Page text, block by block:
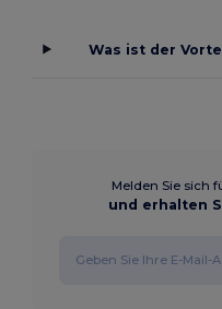
Was ist der
Melden Sie sich
und erhalten